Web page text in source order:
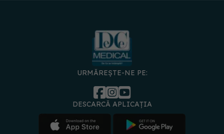
URMĂREȘTE-NE PE:
DESCARCĂ APLICAȚIA